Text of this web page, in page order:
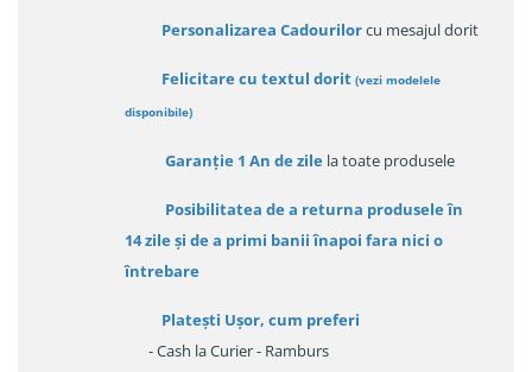
Personalizarea Cadourilorcu mesajul dorit
Felicitare cu textul dorit (vezi modelele
disponibile)
Garanție 1 An de zile la toate produsele
Posibilitatea de a returna produsele în
14 zileși de a primi banii înapoi fara nici o
întrebare
Platești Ușor, cum preferi
- Cash la Curier - Ramburs